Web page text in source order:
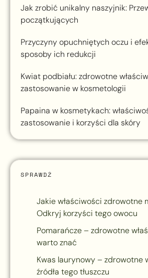
Jak zrobić unikalny naszyjnik:
początkujących
Przyczyny opuchniętych oczu i
sposoby ich redukcji
Kwiat podbiału: zdrowotne
zastosowanie w kosmetologii
Papaina w kosmetykach:
zastosowanie i korzyści dla skóry
SPRAWDŹ
Jakie właściwości zdrowotne
Odkryj korzyści tego owocu
Pomarańcze – zdrowotne
warto znać
Kwas laurynowy – zdrowotne
źródła tego tłuszczu